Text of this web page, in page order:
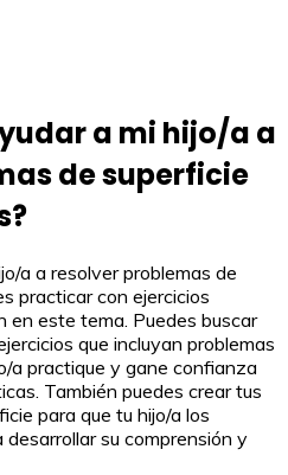
a mi hijo/a a
de superficie
a a resolver problemas de
practicar con ejercicios
en este tema. Puedes buscar
que incluyan problemas
a practique y gane confianza
También puedes crear tus
para que tu hijo/a los
desarrollar su comprensión y